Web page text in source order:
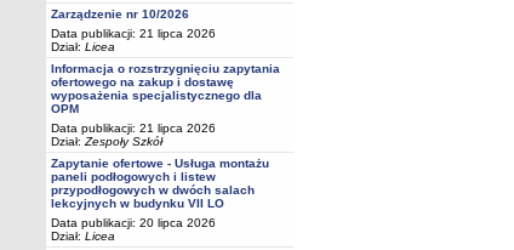
Zarządzenie nr 10/2026
Data publikacji: 21 lipca 2026
Dział: Licea
Informacja o rozstrzygnięciu zapytania
ofertowego na zakup i dostawę
wyposażenia specjalistycznego dla
OPM
Data publikacji: 21 lipca 2026
Dział: Zespoły Szkół
Zapytanie ofertowe - Usługa montażu
paneli podłogowych i listew
przypodłogowych w dwóch salach
lekcyjnych w budynku VII LO
Data publikacji: 20 lipca 2026
Dział: Licea